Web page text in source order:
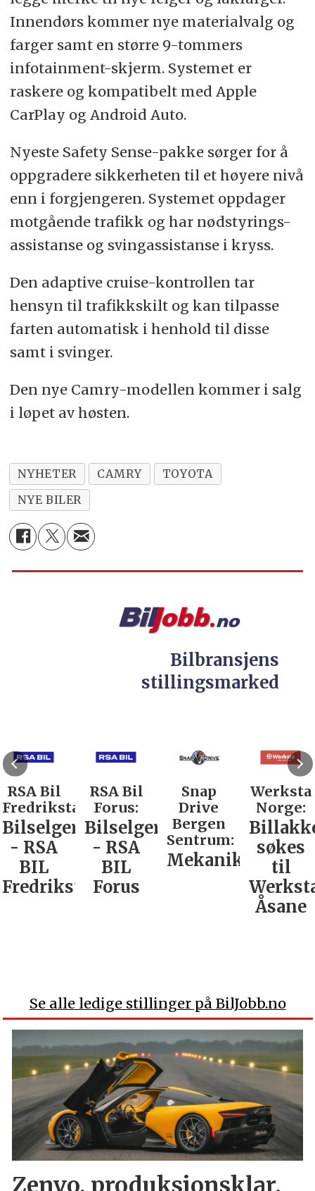
Innendørs kommer nye materialvalg og
farger samt en større 9-tommers
infotainment-skjerm. Systemet er
raskere og kompatibelt med Apple
CarPlay og Android Auto.
Nyeste Safety Sense-pakke sørger for å
oppgradere sikkerheten til et høyere nivå
enn i forgjengeren. Systemet oppdager
motgående trafikk og har nødstyrings-
assistanse og svingassistanse i kryss.
Den adaptive cruise-kontrollen tar
hensyn til trafikkskilt og kan tilpasse
farten automatisk i henhold til disse
samt i svinger.
Den nye Camry-modellen kommer i salg
i løpet av høsten.
NYHETER CAMRY
TOYOTA
NYE BILER
Bilbransjens
stillingsmarked
RSA Bil
Fredrikstad:
Bilselger
- RSA
BIL
Fredrikstad
RSA Bil
Forus:
Bilselger
- RSA
BIL
Forus
Snap
Drive
Bergen
Sentrum:
Mekaniker
Werksta
Norge:
søkes
til
Åsane
Se alle ledige stillinger på BilJobb.no
Zenvo, produksjonsklar.